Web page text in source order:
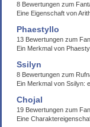
8 Bewertungen zum
Eine Eigenschaft von
Phaestyllo
13 Bewertungen zum
Ein Merkmal von
Ssilyn
8 Bewertungen zum
Ein Merkmal von Ssilyn:
Chojal
19 Bewertungen zum
Eine